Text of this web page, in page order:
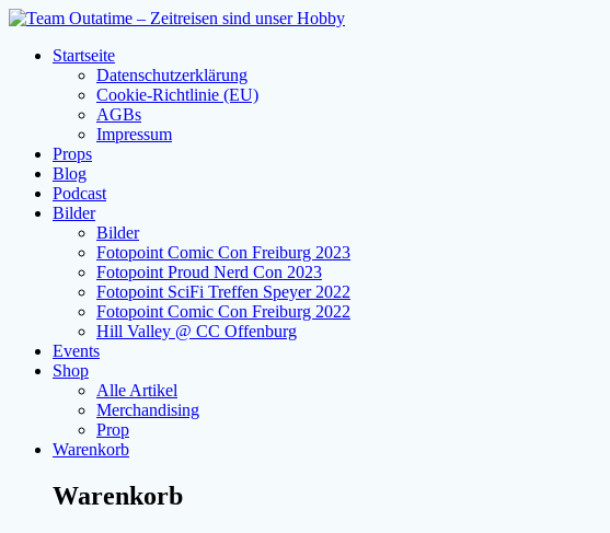
Zum
springenStartseite
Datenschutzerklärung
Cookie-Richtlinie (EU)
AGBs
Impressum
Props
Blog
Podcast
Bilder
Bilder
Fotopoint Comic Con Freiburg 2023
Fotopoint Proud Nerd Con 2023
Fotopoint SciFi Treffen Speyer 2022
Fotopoint Comic Con Freiburg 2022
Hill Valley @ CC Offenburg
Events
Shop
Alle Artikel
Merchandising
Prop
Warenkorb
Warenkorb